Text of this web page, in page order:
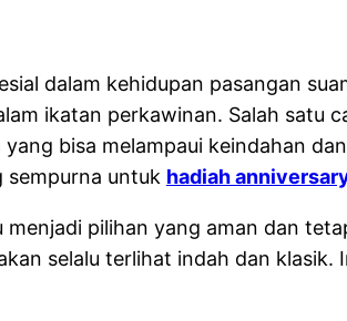
dalam kehidupan pasangan
ikatan perkawinan. Salah satu
bisa melampaui keindahan
sempurna untuk hadiah
menjadi pilihan yang aman dan
selalu terlihat indah dan